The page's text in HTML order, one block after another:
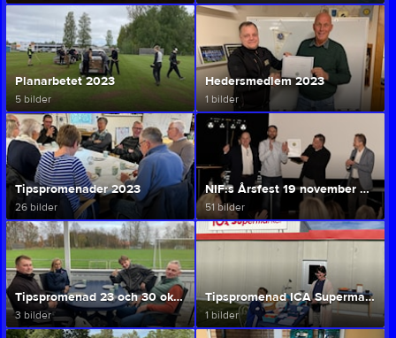
Planarbetet 2023
5 bilder
Hedersmedlem 2023
1 bilder
Tipspromenader 2023
26 bilder
NIF:s Årsfest 19 november 2022
51 bilder
Tipspromenad 23 och 30 okt 2022
3 bilder
Tipspromenad ICA Supermarket 4 september 2022
1 bilder